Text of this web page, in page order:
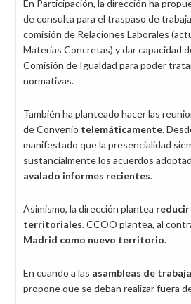
En Participación, la dirección ha
de consulta para el traspaso de
comisión de Relaciones Laborales
Materias Concretas) y dar capacidad
Comisión de Igualdad para poder
normativas.
También ha planteado hacer las
de Convenio telemáticamente.
manifestado que la presencialidad
sustancialmente los acuerdos
avalado informes recientes.
Asimismo, la dirección plantea
territoriales.CCOO plantea, al
Madrid como nuevo territorio.
En cuando a las asambleas de
propone que se deban realizar fuera